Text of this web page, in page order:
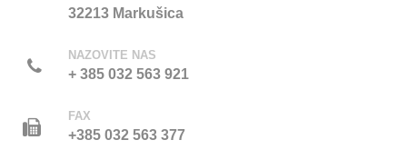
32213 Markušica
NAZOVITE NAS
+ 385 032 563 921
FAX
+385 032 563 377